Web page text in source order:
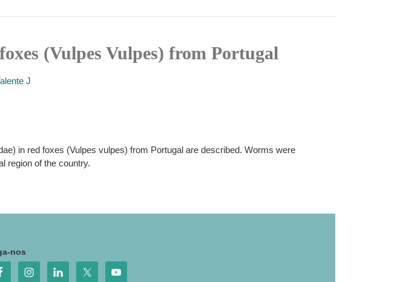
(Vulpes Vulpes) from Portugal
J
in red foxes (Vulpes vulpes) from Portugal are described. Worms were
region of the country.
nos